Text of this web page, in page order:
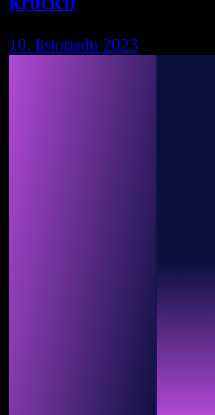
10. listopadu 2023